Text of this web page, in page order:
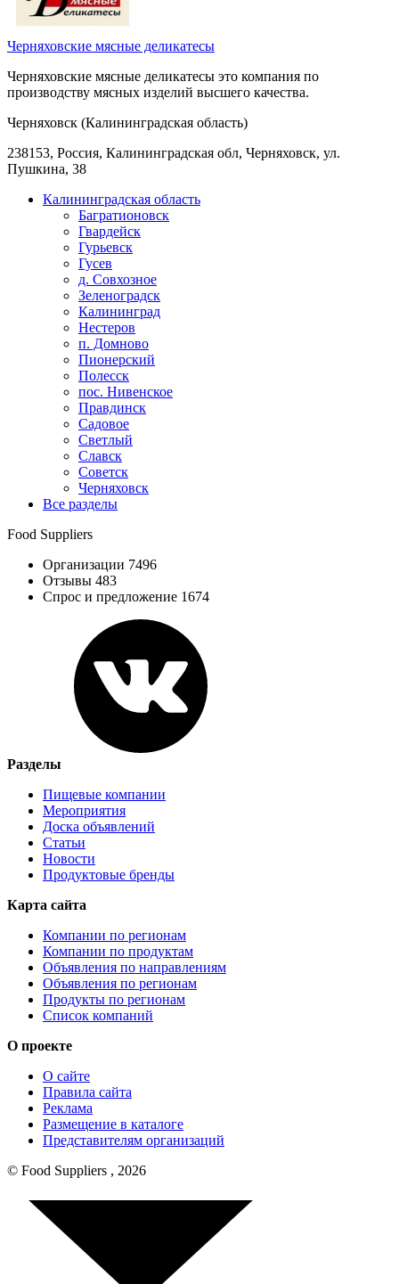
Черняховские мясные деликатесы
Черняховские мясные деликатесы это компания по
производству мясных изделий высшего качества.
Черняховск (Калининградская область)
238153, Россия, Калининградская обл, Черняховск, ул.
Пушкина, 38
Калининградская область
Багратионовск
Гвардейск
Гурьевск
Гусев
д. Совхозное
Зеленоградск
Калининград
Нестеров
п. Домново
Пионерский
Полесск
пос. Нивенское
Правдинск
Садовое
Светлый
Славск
Советск
Черняховск
Все разделы
Food Suppliers
Организации 7496
Отзывы 483
Спрос и предложение 1674
Разделы
Пищевые компании
Мероприятия
Доска объявлений
Статьи
Новости
Продуктовые бренды
Карта сайта
Компании по регионам
Компании по продуктам
Объявления по направлениям
Объявления по регионам
Продукты по регионам
Список компаний
О проекте
О сайте
Правила сайта
Реклама
Размещение в каталоге
Представителям организаций
© Food Suppliers , 2026